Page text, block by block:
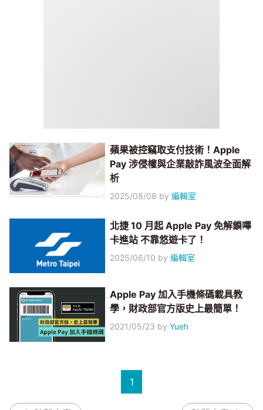
蘋果被控竊取支付技術！Apple
Pay 涉侵權與企業敲詐風波全面解
析
2025/08/08 by編輯室
北捷 10 月起 Apple Pay 免解鎖嗶
卡進站 不靠悠遊卡了！
2025/06/10 by編輯室
Apple Pay 加入手機條碼載具教
學，財政部官方版史上最簡單！
2021/05/23 byYueh
1